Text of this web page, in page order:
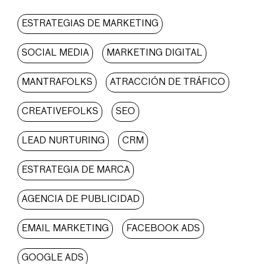
ESTRATEGIAS DE MARKETING
SOCIAL MEDIA MARKETING DIGITAL
MANTRAFOLKS ATRACCIÓN DE TRÁFICO
CREATIVEFOLKS SEO
LEAD NURTURING CRM
ESTRATEGIA DE MARCA
AGENCIA DE PUBLICIDAD
EMAIL MARKETING FACEBOOK ADS
GOOGLE ADS